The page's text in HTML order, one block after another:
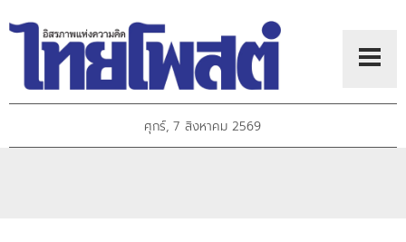
ศุกร์, 7 สิงหาคม 2569